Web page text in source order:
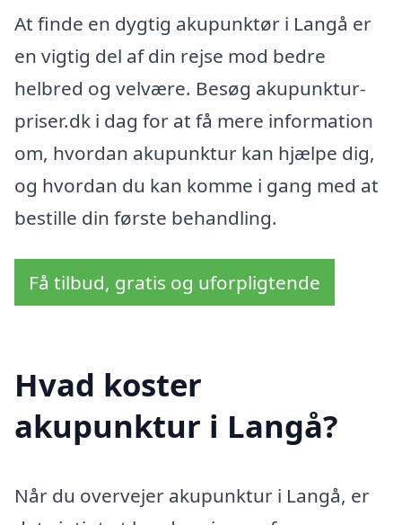
At finde en dygtig akupunktør i Langå er
en vigtig del af din rejse mod bedre
helbred og velvære. Besøg akupunktur-
priser.dk i dag for at få mere information
om, hvordan akupunktur kan hjælpe dig,
og hvordan du kan komme i gang med at
bestille din første behandling.
Få tilbud, gratis og uforpligtende
Hvad koster
akupunktur i Langå?
Når du overvejer akupunktur i Langå, er